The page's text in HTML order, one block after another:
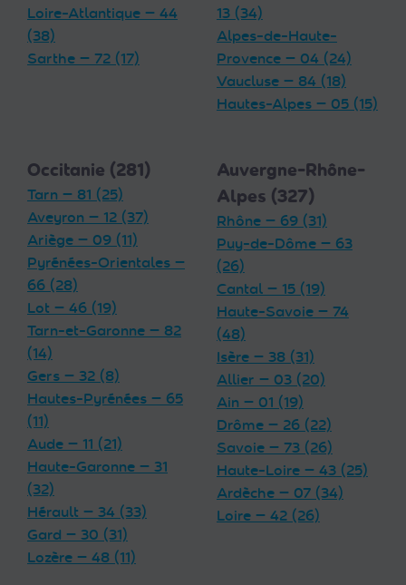
Loire-Atlantique — 44
(38)
Sarthe — 72 (17)
13 (34)
Alpes-de-Haute-
Provence — 04 (24)
Vaucluse — 84 (18)
Hautes-Alpes — 05 (15)
Occitanie (281)
Tarn — 81 (25)
Aveyron — 12 (37)
Ariège — 09 (11)
Pyrénées-Orientales —
66 (28)
Lot — 46 (19)
Tarn-et-Garonne — 82
(14)
Gers — 32 (8)
Hautes-Pyrénées — 65
(11)
Aude — 11 (21)
Haute-Garonne — 31
(32)
Hérault — 34 (33)
Gard — 30 (31)
Lozère — 48 (11)
Auvergne-Rhône-
Alpes (327)
Rhône — 69 (31)
Puy-de-Dôme — 63
(26)
Cantal — 15 (19)
Haute-Savoie — 74
(48)
Isère — 38 (31)
Allier — 03 (20)
Ain — 01 (19)
Drôme — 26 (22)
Savoie — 73 (26)
Haute-Loire — 43 (25)
Ardèche — 07 (34)
Loire — 42 (26)